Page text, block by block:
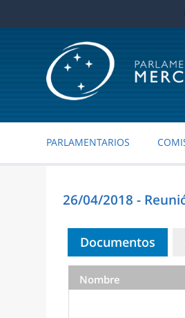
PARLAMENTARIOS
26/04/2018 -
Documentos
Nombre